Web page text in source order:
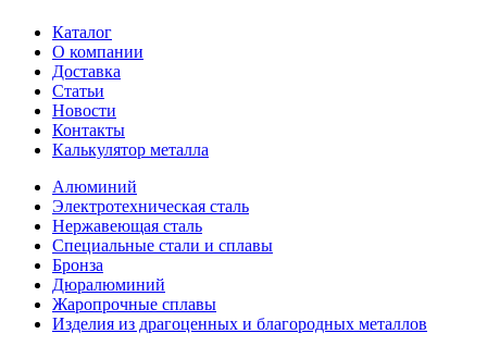
Каталог
О компании
Доставка
Статьи
Новости
Контакты
Калькулятор металла
Алюминий
Электротехническая сталь
Нержавеющая сталь
Специальные стали и сплавы
Бронза
Дюралюминий
Жаропрочные сплавы
Изделия из драгоценных и благородных металлов